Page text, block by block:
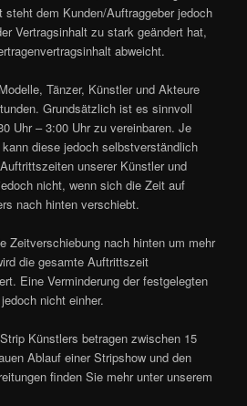
dem Kunden/Auftraggeber jedoch
Vertragsinhalt zu stark geändert hat,
abweicht.
Tänzer, Künstler und Akteure
Grundsätzlich ist es sinnvoll
Uhr – 3:00 Uhr zu vereinbaren. Je
diese jedoch selbstverständlich
unserer Künstler und
nicht, wenn sich die Zeit auf
nach hinten verschiebt.
Zeitverschiebung nach hinten um mehr
die gesamte Auftrittszeit
Eine Verminderung der festgelegten
nicht einher.
Künstlers betragen zwischen 15
Ablauf einer Stripshow und den
finden Sie mehr unter unserem